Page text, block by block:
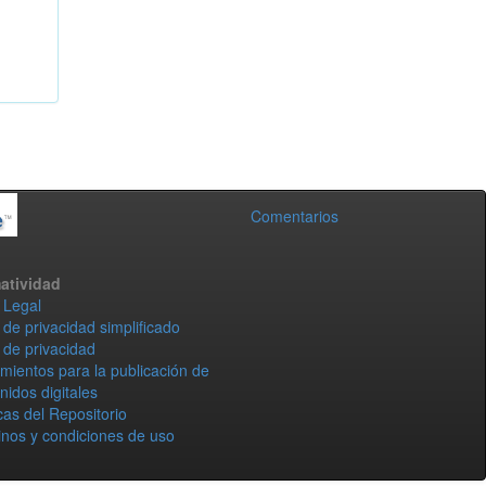
Comentarios
privacidad simplificado
privacidad
para la publicación de
digitales
del Repositorio
y condiciones de uso